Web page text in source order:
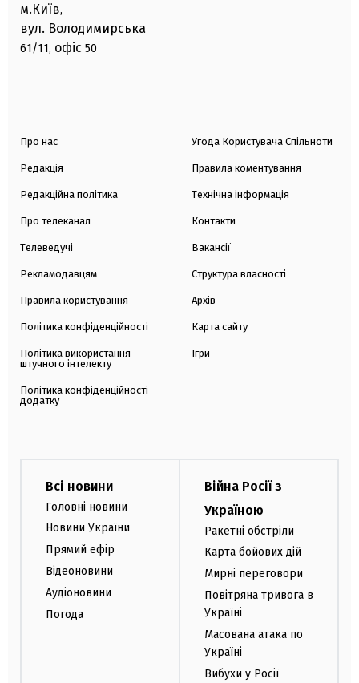
м.Київ,
вул. Володимирська
61/11, офіс 50
Про нас
Редакція
Редакційна політика
Про телеканал
Телеведучі
Рекламодавцям
Правила користування
Політика конфіденційності
Політика використання
штучного інтелекту
Політика конфіденційності
додатку
Угода Користувача Спільноти
Правила коментування
Технічна інформація
Контакти
Вакансії
Структура власності
Архів
Карта сайту
Ігри
Всі новини
Головні новини
Новини України
Прямий ефір
Відеоновини
Аудіоновини
Погода
Війна Росії з
Україною
Ракетні обстріли
Карта бойових дій
Мирні переговори
Повітряна тривога в
Україні
Масована атака по
Україні
Вибухи у Росії